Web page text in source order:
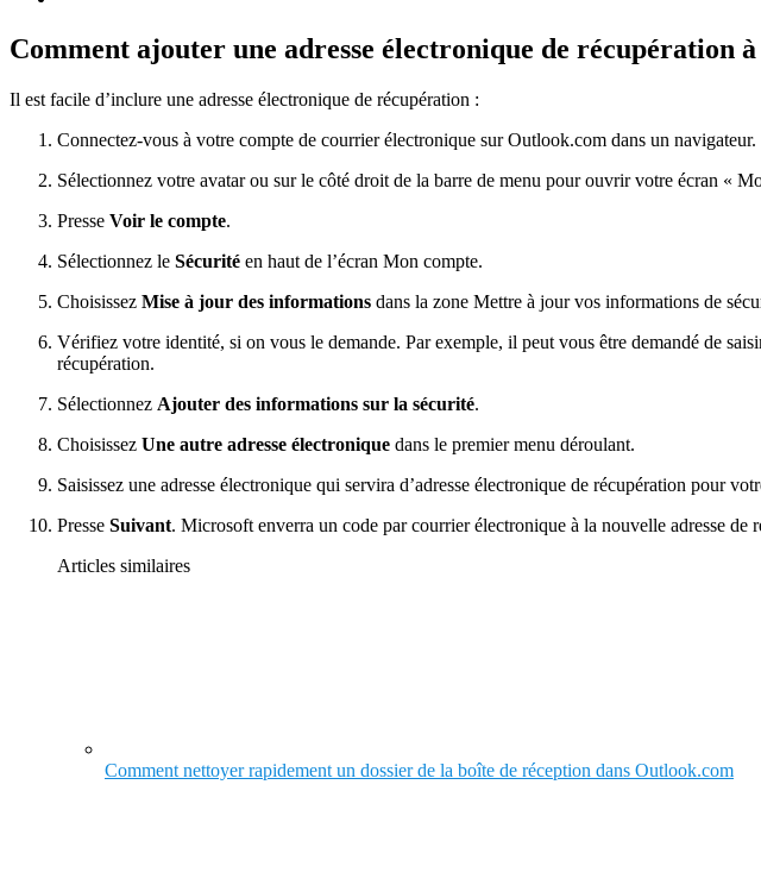
Comment ajouter une adresse électronique de récupération
Il est facile d’inclure une adresse électronique de récupération :
Connectez-vous à votre compte de courrier électronique sur Outlook.com dans un navigateur.
Sélectionnez votre avatar ou sur le côté droit de la barre de menu pour ouvrir votre écran «
Presse Voir le compte.
Sélectionnez le Sécurité en haut de l’écran Mon compte.
Choisissez Mise à jour des informations dans la zone Mettre à jour vos informations de
Vérifiez votre identité, si on vous le demande. Par exemple, il peut vous être demandé de
récupération.
Sélectionnez Ajouter des informations sur la sécurité.
Choisissez Une autre adresse électronique dans le premier menu déroulant.
Saisissez une adresse électronique qui servira d’adresse électronique de récupération pour
Presse Suivant. Microsoft enverra un code par courrier électronique à la nouvelle adresse de
Articles similaires
Comment nettoyer rapidement un dossier de la boîte de réception dans Outlook.com